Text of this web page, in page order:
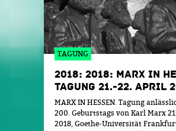
TAGUNG
2018: 2018: MARX IN
TAGUNG 21.-22. APRIL
MARX IN HESSEN. Tagung
200. Geburtstags von Karl Marx
2018, Goethe-Universität